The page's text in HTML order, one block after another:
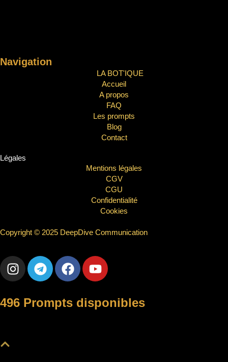
Navigation
LA BOT'IQUE
Accueil
A propos
FAQ
Les prompts
Blog
Contact
Légales
Mentions légales
CGV
CGU
Confidentialité
Cookies
Copyright © 2025 DeepDive Communication
496 Prompts disponibles